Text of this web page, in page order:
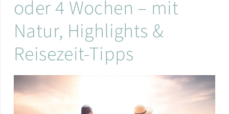
oder 4 Wochen – mit
Natur, Highlights &
Reisezeit-Tipps